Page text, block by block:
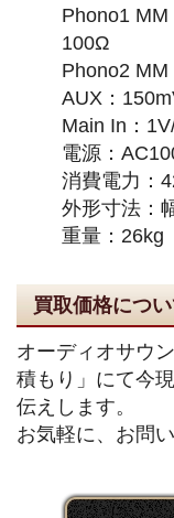
Phono1 MM
100Ω
Phono2
AUX：
Main In：
電源：
消費電力：
外形寸法：
重量：26kg
買取価格につ
オーディオサウ
積もり」にて今
伝えします。
お気軽に、お問